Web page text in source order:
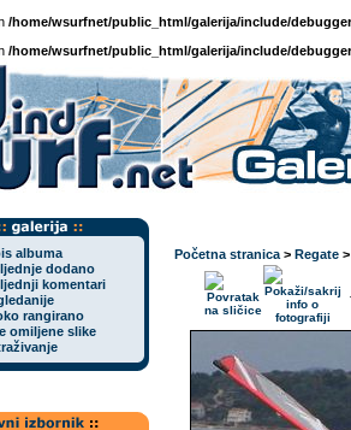
/home/wsurfnet/public_html/galerija/include/
/home/wsurfnet/public_html/galerija/include/
albuma
dodano
komentari
rangirano
omiljene slike
Početna stranica > Regate